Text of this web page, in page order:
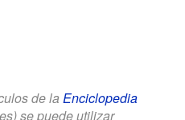
de la Enciclopedia
se puede utilizar